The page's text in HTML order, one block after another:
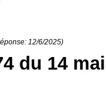
12/6/2025)
du 14